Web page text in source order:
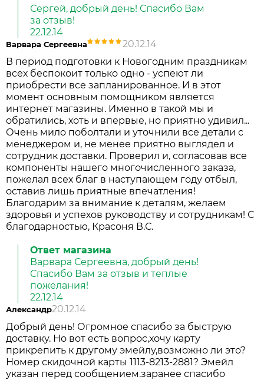
Сергей, добрый день! Спасибо Вам
за отзыв!
22.12.14
Варвара Сергеевна
20.12.14
В период подготовки к Новогодним праздникам
всех беспокоит только одно - успеют ли
приобрести все запланированное. И в этот
момент основным помощником является
интернет магазины. Именно в такой мы и
обратились, хоть и впервые, но приятно удивил...
Очень мило поболтали и уточнили все детали с
менеджером и, не менее приятно выглядел и
сотрудник доставки. Проверил и, согласовав все
компоненты нашего многочисленного заказа,
пожелал всех благ в наступающем году отбыл,
оставив лишь приятные впечатления!
Благодарим за внимание к деталям, желаем
здоровья и успехов руководству и сотрудникам! С
благодарностью, Красоня В.С.
Ответ магазина
Варвара Сергеевна, добрый день!
Спасибо Вам за отзыв и теплые
пожелания!
22.12.14
Александр20.12.14
Добрый день! Огромное спасибо за быструю
доставку. Но вот есть вопрос,хочу карту
прикрепить к другому эмейлу,возможно ли это?
Номер скидочной карты 1113-8213-2881? Эмейл
указан перед сообщением.заранее спасибо